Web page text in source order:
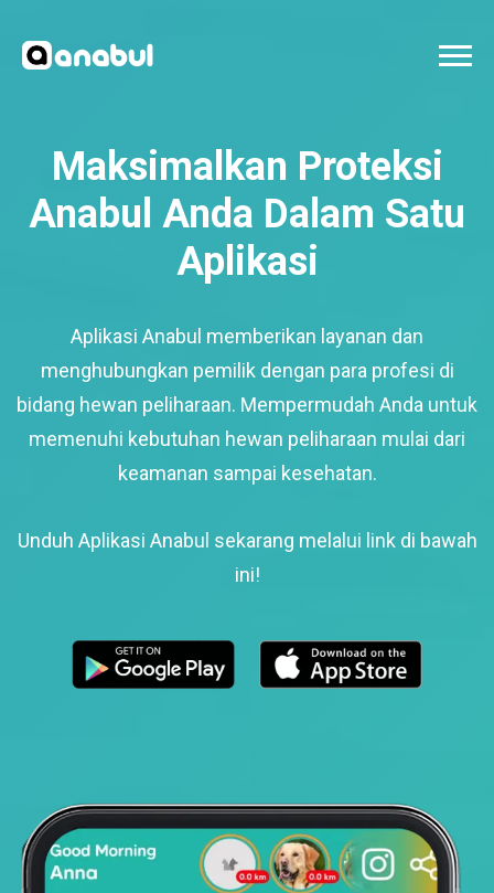
Maksimalkan Proteksi
Anabul Anda Dalam Satu
Aplikasi
Aplikasi Anabul memberikan layanan dan
menghubungkan pemilik dengan para profesi di
bidang hewan peliharaan. Mempermudah Anda untuk
memenuhi kebutuhan hewan peliharaan mulai dari
keamanan sampai kesehatan.
Unduh Aplikasi Anabul sekarang melalui link di bawah
ini!